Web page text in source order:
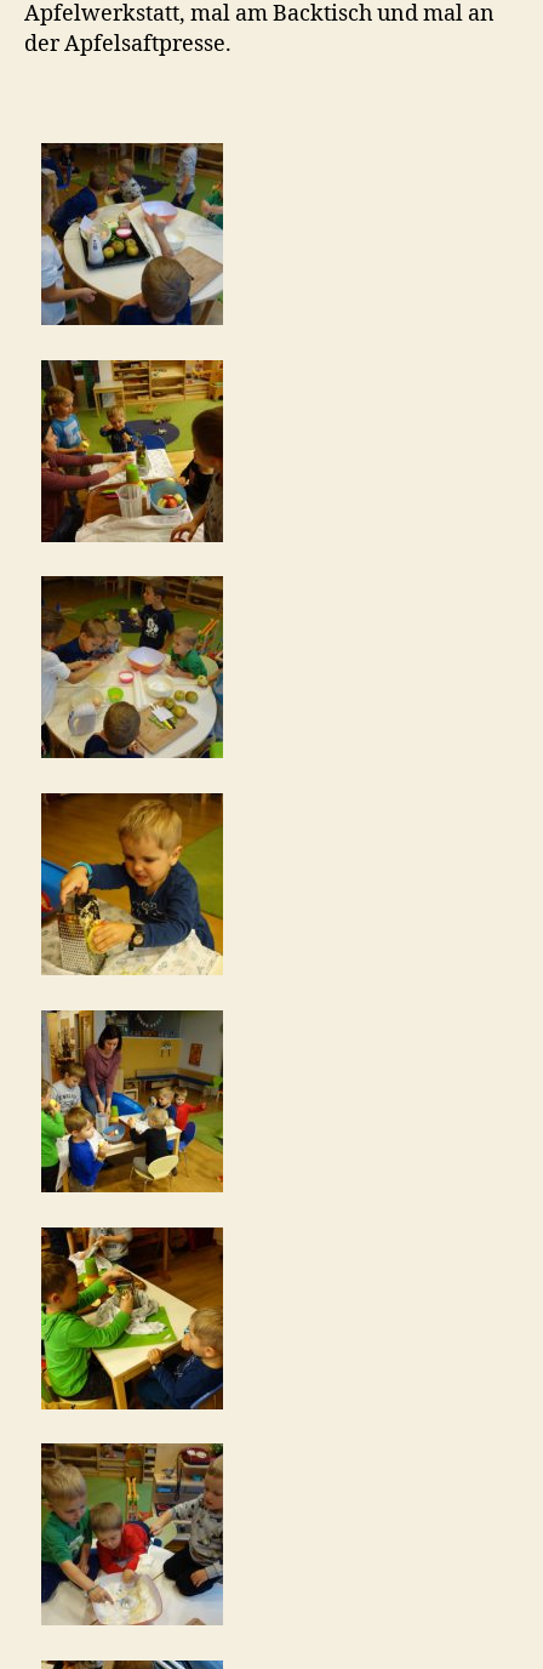
Apfelwerkstatt, mal am Backtisch und mal an
der Apfelsaftpresse.